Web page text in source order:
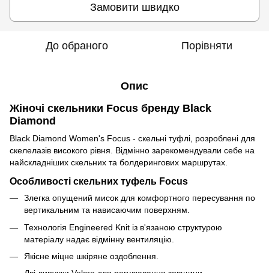
Замовити швидко
До обраного Порівняти
Опис
Жіночі скельники Focus бренду Black
Diamond
Black Diamond Women's Focus - скельні туфлі, розроблені для
скелелазів високого рівня. Відмінно зарекомендували себе на
найскладніших скельних та болдерингових маршрутах.
Особливості скельних туфель Focus
Злегка опущений мисок для комфортного пересування по
вертикальним та нависаючим поверхням.
Технологія Engineered Knit із в'язаною структурою
матеріалу надає відмінну вентиляцію.
Якісне міцне шкіряне оздоблення.